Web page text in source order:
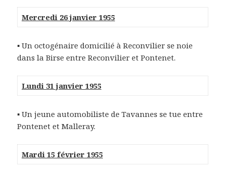
Mercredi 26 janvier 1955
▪ Un octogénaire domicilié à Reconvilier se noie
dans la Birse entre Reconvilier et Pontenet.
Lundi 31 janvier 1955
▪ Un jeune automobiliste de Tavannes se tue entre
Pontenet et Malleray.
Mardi 15 février 1955